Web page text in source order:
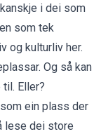
i dei som
som tek
og kulturliv her.
Og så kan
Eller?
ein plass der
lese dei store